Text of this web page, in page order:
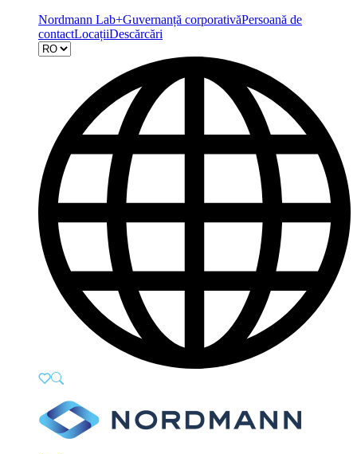
Nordmann Lab+Guvernanță corporativăPersoană de
contactLocațiiDescărcări